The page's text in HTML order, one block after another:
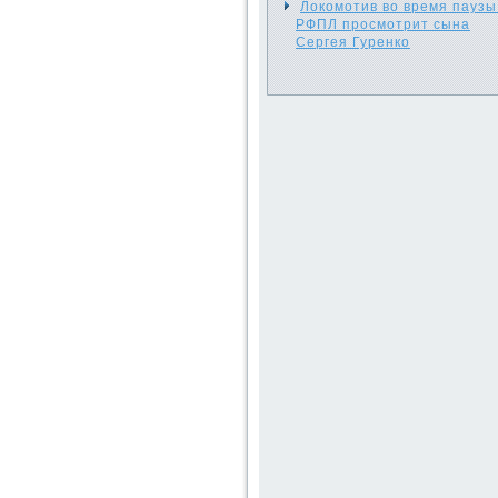
Локомотив во время
РФПЛ просмотрит сына
Сергея Гуренко